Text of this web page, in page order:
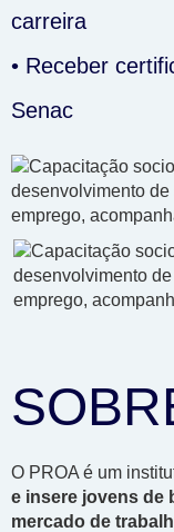
carreira
•⁠ Receber
Senac
O PROA é um
e insere jovens de
mercado de